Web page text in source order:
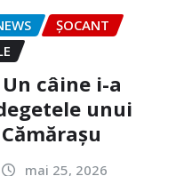
ȘOCANT
Un câine i-a
unui
mai 25, 2026